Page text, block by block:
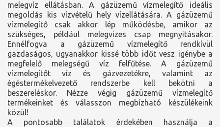
melegvíz ellátásban. A gázüzemű vízmelegítő ideális
megoldás kis vízvételű hely vízellátására. A gázüzemű
vízmelegítő csak akkor lép működésbe, amikor az
szükséges, például melegvizes csap megnyitásakor.
Ennélfogva a gázüzemű vízmelegítő rendkívül
gazdaságos, ugyanakkor kissé több időt vesz igénybe a
megfelelő melegségű víz felfűtése. A gázüzemű
vízmelegítőt víz és gázvezetékre, valamint az
égéstermékelvezető rendszerbe kell bekötni a
beszereléskor. Nézze végig gázüzemű vízmelegítő
termékeinket és válasszon megbízható készülékeink
közül!
A pontosabb találatok érdekében használja a